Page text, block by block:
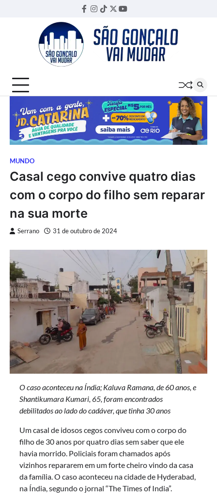
Facebook
Instagram
TikTok
TwitterYouTube
MUNDO
Casal cego convive quatro dias
com o corpo do filho sem reparar
na sua morte
Serrano 31 de outubro de 2024
O caso aconteceu na Índia; Kaluva Ramana, de 60 anos, e
Shantikumara Kumari, 65, foram encontrados
debilitados ao lado do cadáver, que tinha 30 anos
Um casal de idosos cegos conviveu com o corpo do
filho de 30 anos por quatro dias sem saber que ele
havia morrido. Policiais foram chamados após
vizinhos repararem em um forte cheiro vindo da casa
da família. O caso aconteceu na cidade de Hyderabad,
na Índia, segundo o jornal “The Times of India”.